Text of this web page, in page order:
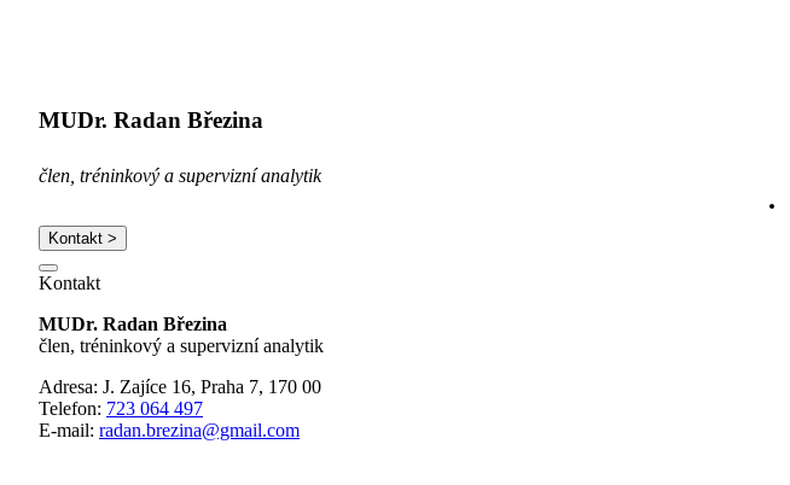
MUDr. Radan Březina
člen, tréninkový a supervizní analytik
Kontakt >
Kontakt
MUDr. Radan Březina
člen, tréninkový a supervizní analytik
Adresa: J. Zajíce 16, Praha 7, 170 00
Telefon: 723 064 497
E-mail: radan.brezina@gmail.com